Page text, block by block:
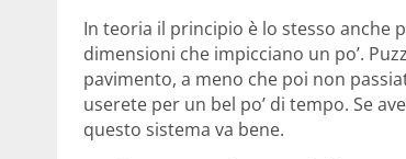
In teoria il principio è lo stesso anche
dimensioni che impicciano un po’.
pavimento, a meno che poi non
userete per un bel po’ di tempo. Se
questo sistema va bene.